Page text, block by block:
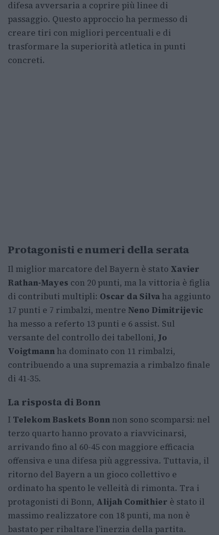
difesa avversaria a coprire più linee di
passaggio. Questo approccio ha permesso di
creare tiri con migliori percentuali e di
trasformare la superiorità atletica in punti
concreti.
Protagonisti e numeri della serata
Il miglior marcatore del Bayern è stato Xavier
Rathan-Mayes con 20 punti, ma la vittoria è figlia
di contributi multipli: Oscar da Silva ha aggiunto
17 punti e 7 rimbalzi, mentre Neno Dimitrijevic
ha messo a referto 13 punti e 6 assist. Sul
versante del controllo dei tabelloni,Jo
Voigtmann ha dominato con 11 rimbalzi,
contribuendo a una supremazia a rimbalzo finale
di 41-35.
La risposta di Bonn
I Telekom Baskets Bonn non sono scomparsi: nel
terzo quarto hanno provato a riavvicinarsi,
arrivando fino al 60-45 con maggiore efficacia
offensiva e una difesa più aggressiva. Tuttavia, il
ritorno del Bayern a un gioco collettivo e
ordinato ha spento le velleità di rimonta. Tra i
protagonisti di Bonn, Alijah Comithier è stato il
massimo realizzatore con 18 punti, ma non è
bastato per ribaltare l’inerzia della partita.